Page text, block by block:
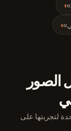
›
›
الصور
لتجربتها على